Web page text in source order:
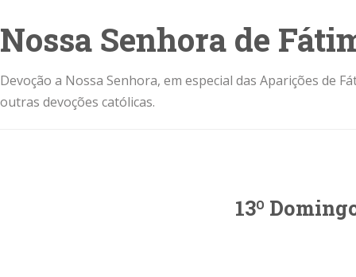
Nossa Senhora de
Devoção a Nossa Senhora, em especial das Aparições de
outras devoções católicas.
13º